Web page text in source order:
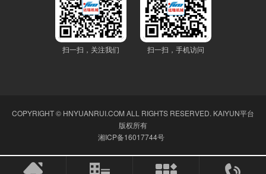
扫一扫，关注我们 扫一扫，手机访问
COPYRIGHT © HNYUANRUI.COM ALL RIGHTS RESERVED. KAIYUN平台
版权所有
湘ICP备16017744号